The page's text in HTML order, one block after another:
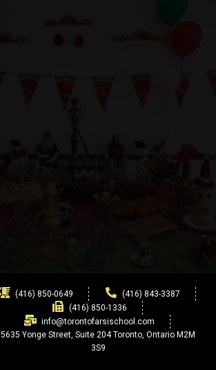
(416) 850-0649
(416) 843-3387
(416) 850-1336
info@torontofarsischool.com
5635 Yonge Street, Suite 204 Toronto, Ontario M2M
3S9